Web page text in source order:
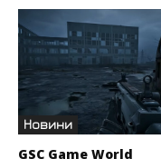
Новини
GSC Game World